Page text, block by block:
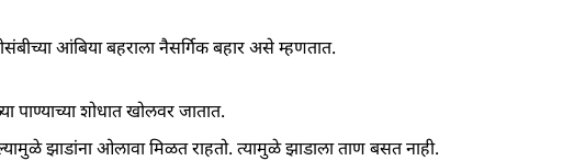
आंबिया बहराला नैसर्गिक बहार असे म्हणतात.
पाण्याच्या शोधात खोलवर जातात.
झाडांना ओलावा मिळत राहतो. त्यामुळे झाडाला ताण बसत नाही.